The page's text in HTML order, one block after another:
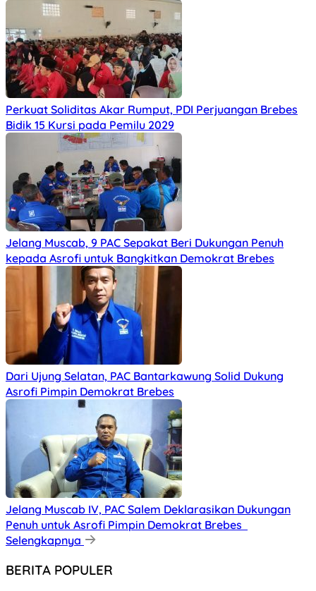
Perkuat Soliditas Akar Rumput, PDI Perjuangan Brebes
Bidik 15 Kursi pada Pemilu 2029
Jelang Muscab, 9 PAC Sepakat Beri Dukungan Penuh
kepada Asrofi untuk Bangkitkan Demokrat Brebes
Dari Ujung Selatan, PAC Bantarkawung Solid Dukung
Asrofi Pimpin Demokrat Brebes
Jelang Muscab IV, PAC Salem Deklarasikan Dukungan
Penuh untuk Asrofi Pimpin Demokrat Brebes
Selengkapnya
BERITA POPULER